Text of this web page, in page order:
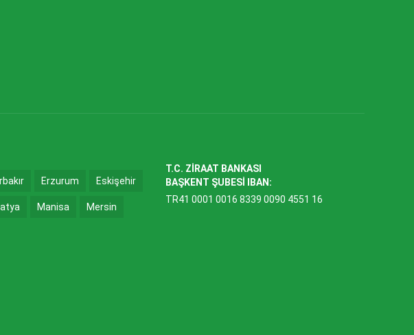
Erzurum Eskişehir
Manisa Mersin
T.C. ZİRAAT BANKASI
BAŞKENT ŞUBESİ IBAN:
TR41 0001 0016 8339 0090 4551 16